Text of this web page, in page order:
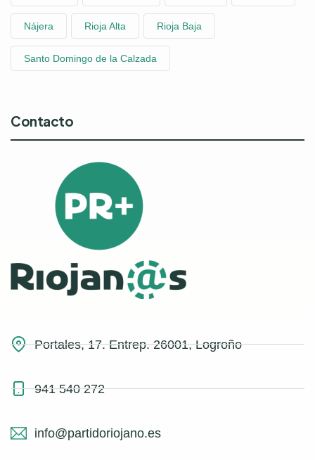
Nájera Rioja Alta Rioja Baja
Santo Domingo de la Calzada
Contacto
Portales, 17. Entrep. 26001, Logroño
941 540 272
info@partidoriojano.es